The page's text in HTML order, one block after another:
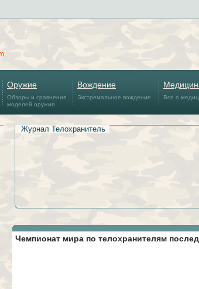
Оружие
Обзоры и сравнения
моделей оружия
Вождение
Экстремальное вождение Все о
Журнал Телохранитель
Чемпионат мира по телохранителям